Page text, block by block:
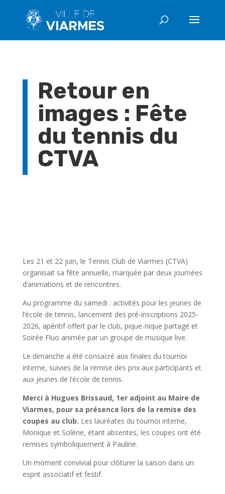
Retour en
images : Fête
du tennis du
CTVA
Les 21 et 22 juin, le Tennis Club de Viarmes (CTVA)
organisait sa fête annuelle, marquée par deux journées
d’animations et de rencontres.
Au programme du samedi : activités pour les jeunes de
l’école de tennis, lancement des pré-inscriptions 2025-
2026, apéritif offert par le club, pique-nique partagé et
Soirée Fluo animée par un groupe de musique live.
Le dimanche a été consacré aux finales du tournoi
interne, suivies de la remise des prix aux participants et
aux jeunes de l’école de tennis.
Merci à Hugues Brissaud, 1er adjoint au Maire de
Viarmes, pour sa présence lors de la remise des
coupes au club. Les lauréates du tournoi interne,
Monique et Solène, étant absentes, les coupes ont été
remises symboliquement à Pauline.
Un moment convivial pour clôturer la saison dans un
esprit associatif et festif.